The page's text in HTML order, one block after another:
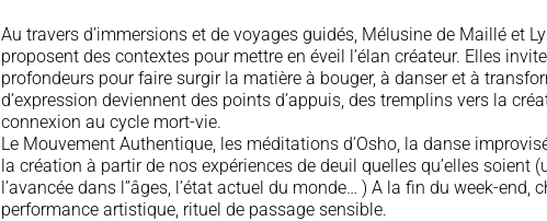
Au travers d’immersions et de voyages guidés, Mélusine de Maillé et
proposent des contextes pour mettre en éveil l’élan créateur. Elles
profondeurs pour faire surgir la matière à bouger, à danser et à
d’expression deviennent des points d’appuis, des tremplins vers la
connexion au cycle mort-vie.
Le Mouvement Authentique, les méditations d’Osho, la danse
la création à partir de nos expériences de deuil quelles qu’elles soient
l’avancée dans l’’âges, l’état actuel du monde… ) A la fin du week-
performance artistique, rituel de passage sensible.